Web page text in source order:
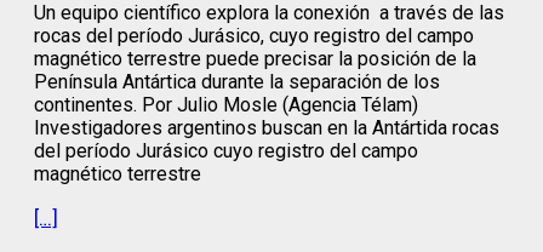
Un equipo científico explora la conexión a través de las
rocas del período Jurásico, cuyo registro del campo
magnético terrestre puede precisar la posición de la
Península Antártica durante la separación de los
continentes. Por Julio Mosle (Agencia Télam)
Investigadores argentinos buscan en la Antártida rocas
del período Jurásico cuyo registro del campo
magnético terrestre
[…]